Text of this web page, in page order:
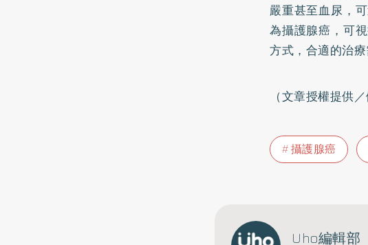
嚴重甚至血尿，
為攝護腺癌，可
方式，合適的治療
（文章授權提供
攝護腺癌
Uho編輯部